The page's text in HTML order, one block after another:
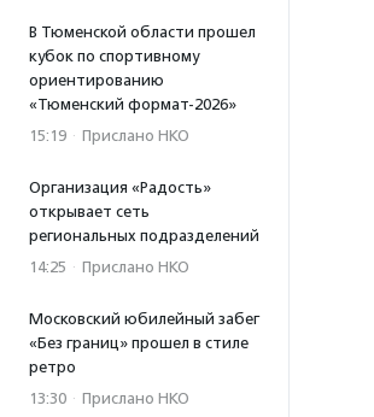
В Тюменской области прошел
кубок по спортивному
ориентированию
«Тюменский формат-2026»
15:19 · Прислано НКО
Организация «Радость»
открывает сеть
региональных подразделений
14:25 · Прислано НКО
Московский юбилейный забег
«Без границ» прошел в стиле
ретро
13:30 · Прислано НКО